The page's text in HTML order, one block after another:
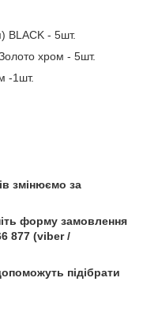
BLACK - 5шт.
хром - 5шт.
-1шт.
змінюємо за
форму замовлення
877 (viber /
підібрати